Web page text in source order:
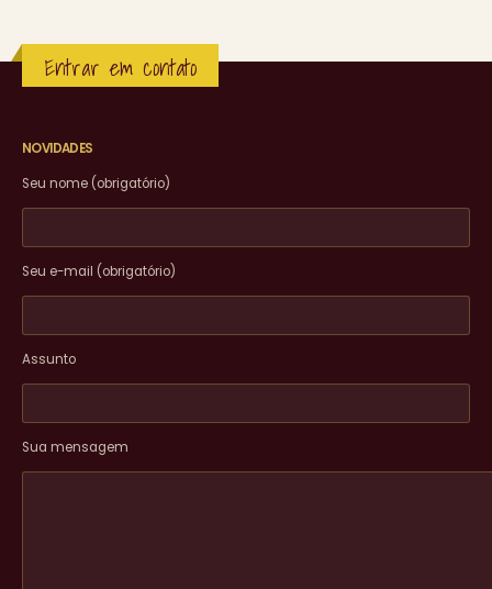
Entrar em contato
NOVIDADES
Seu nome (obrigatório)
Seu e-mail (obrigatório)
Assunto
Sua mensagem